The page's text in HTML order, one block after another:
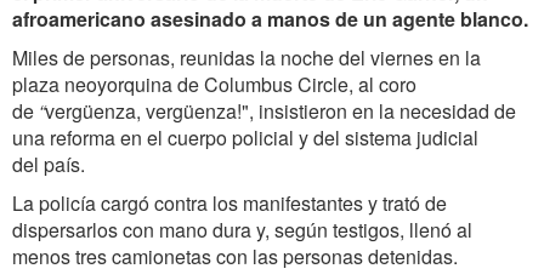
afroamericano asesinado a manos de un agente blanco.
Miles de personas, reunidas la noche del viernes en la
plaza neoyorquina deColumbus Circle, al coro
de “vergüenza, vergüenza!", insistieron en la necesidad de
una reforma en el cuerpo policial y del sistema judicial
del país.
La policía cargó contra los manifestantes y trató de
dispersarlos con mano dura y, según testigos, llenó al
menos tres camionetas con las personas detenidas.